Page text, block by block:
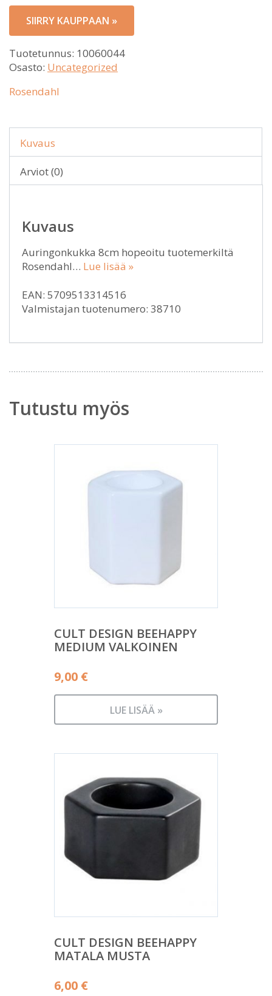
SIIRRY KAUPPAAN »
Tuotetunnus: 10060044
Osasto: Uncategorized
Rosendahl
Kuvaus
Arviot (0)
Kuvaus
Auringonkukka 8cm hopeoitu tuotemerkiltä
Rosendahl… Lue lisää »
EAN: 5709513314516
Valmistajan tuotenumero: 38710
Tutustu myös
CULT DESIGN BEEHAPPY
MEDIUM VALKOINEN
9,00 €
LUE LISÄÄ »
CULT DESIGN BEEHAPPY
MATALA MUSTA
6,00 €